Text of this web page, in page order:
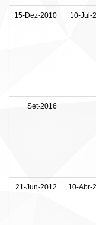
15-Dez-2010 10-Jul-
Set-2016
21-Jun-2012 10-Abr-